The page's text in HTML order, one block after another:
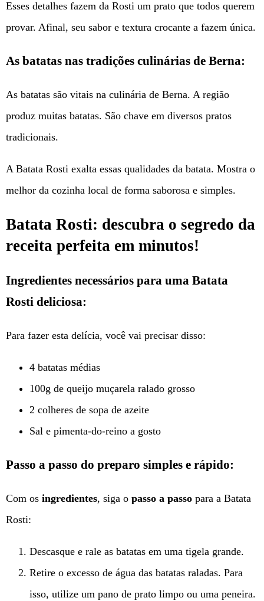
Esses detalhes fazem da Rosti um prato que todos querem
provar. Afinal, seu sabor e textura crocante a fazem única.
As batatas nas tradições culinárias de Berna:
As batatas são vitais na culinária de Berna. A região
produz muitas batatas. São chave em diversos pratos
tradicionais.
A Batata Rosti exalta essas qualidades da batata. Mostra o
melhor da cozinha local de forma saborosa e simples.
Batata Rosti: descubra o segredo da
receita perfeita em minutos!
Ingredientes necessários para uma Batata
Rosti deliciosa:
Para fazer esta delícia, você vai precisar disso:
4 batatas médias
100g de queijo muçarela ralado grosso
2 colheres de sopa de azeite
Sal e pimenta-do-reino a gosto
Passo a passo do preparo simples e rápido:
Com os ingredientes, siga o passo a passo para a Batata
Rosti:
Descasque e rale as batatas em uma tigela grande.
Retire o excesso de água das batatas raladas. Para
isso, utilize um pano de prato limpo ou uma peneira.